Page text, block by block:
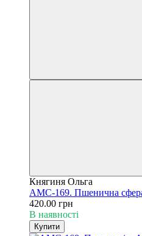
Княгиня Ольга
АМС-169. Пшенична
420.00 грн
В наявності
Купити